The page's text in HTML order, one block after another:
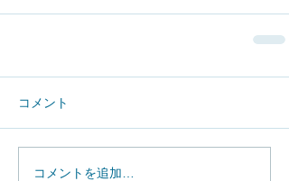
コメント
コメントを追加…